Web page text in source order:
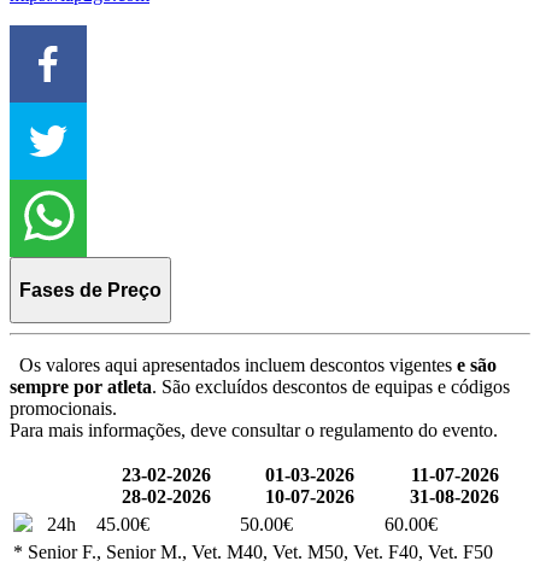
Fases de Preço
Os valores aqui apresentados incluem descontos vigentes e são
sempre por atleta. São excluídos descontos de equipas e códigos
promocionais.
Para mais informações, deve consultar o regulamento do evento.
23-02-2026
28-02-2026
01-03-2026
10-07-2026
11-07-2026
31-08-2026
24h
45.00€ 50.00€
60.00€
* Senior F., Senior M., Vet. M40, Vet. M50, Vet. F40, Vet. F50